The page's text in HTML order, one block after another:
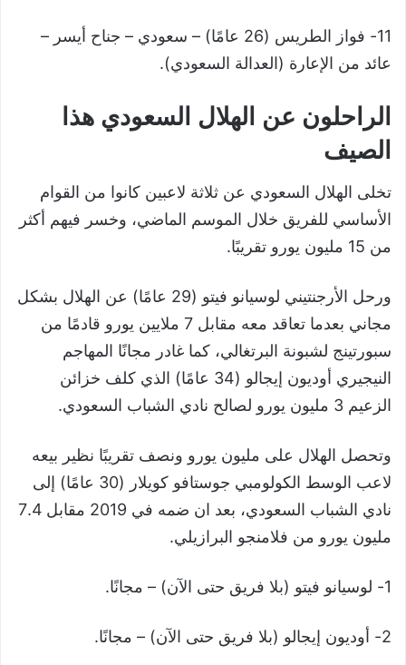
11- فواز الطريس (26 عامًا) – سعودي – جناح أيسر –
عائد من الإعارة (العدالة السعودي).
الراحلون عن الهلال السعودي هذا
الصيف
تخلى الهلال السعودي عن ثلاثة لاعبين كانوا من القوام
الأساسي للفريق خلال الموسم الماضي، وخسر فيهم أكثر
من 15 مليون يورو تقريبًا.
ورحل الأرجنتيني لوسيانو فيتو (29 عامًا) عن الهلال بشكل
مجاني بعدما تعاقد معه مقابل 7 ملايين يورو قادمًا من
سبورتينج لشبونة البرتغالي، كما غادر مجانًا المهاجم
النيجيري أوديون إيجالو (34 عامًا) الذي كلف خزائن
الزعيم 3 مليون يورو لصالح نادي الشباب السعودي.
وتحصل الهلال على مليون يورو ونصف تقريبًا نظير بيعه
لاعب الوسط الكولومبي جوستافو كويلار (30 عامًا) إلى
نادي الشباب السعودي، بعد ان ضمه في 2019 مقابل 7.4
مليون يورو من فلامنجو البرازيلي.
1- لوسيانو فيتو (بلا فريق حتى الآن) – مجانًا.
2- أوديون إيجالو (بلا فريق حتى الآن) – مجانًا.